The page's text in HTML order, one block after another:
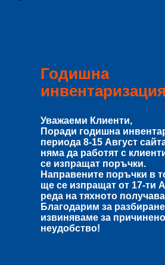
Годишна
инвентаризация
Уважаеми Клиенти,
Поради годишна
периода 8-15 Август
няма да работят с
се изпращат поръчки.
Направените поръчки в
ще се изпращат от 17-ти
реда на тяхното
Благодарим за
извиняваме за
неудобство!